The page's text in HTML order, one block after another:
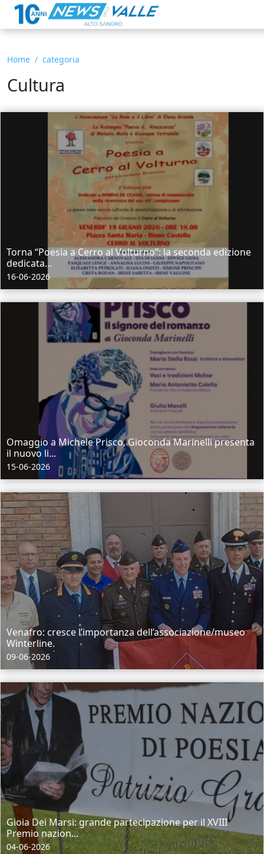
Home categoria
Cultura
Torna “Poesia a Cerro al Volturno”: la seconda edizione
dedicata...
16-06-2026
Omaggio a Michele Prisco, Gioconda Marinelli presenta
il nuovo li...
15-06-2026
Venafro: cresce l’importanza dell’associazione/museo
Winterline.
09-06-2026
Gioia Dei Marsi: grande partecipazione per il XVIII
Premio nazion...
04-06-2026